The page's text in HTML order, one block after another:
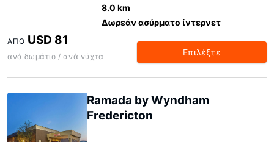
8.0 km
Δωρεάν ασύρματο ίντερνετ
ΑΠΌ USD 81
ανά δωμάτιο / ανά νύχτα Επιλέξτε
Ramada by Wyndham
Fredericton